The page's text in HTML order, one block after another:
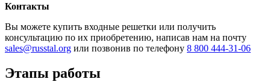
Контакты
Вы можете купить входные решетки или получить
консультацию по их приобретению, написав нам на почту
sales@russtal.org или позвонив по телефону 8 800 444-31-06
Этапы работы